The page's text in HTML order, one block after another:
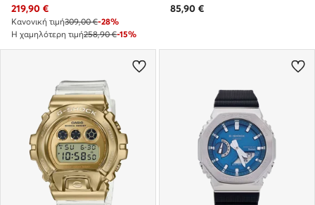
Τρέχουσα τιμή
219,90 €
Κανονική τιμή309,00 €-28%
Η χαμηλότερη τιμή258,90 €-15%
85,90 €